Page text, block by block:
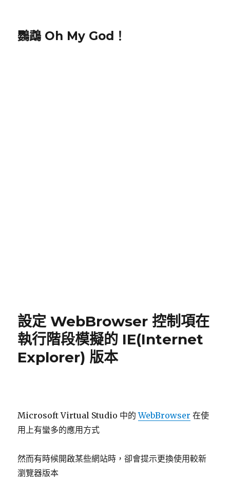
鸚鵡 Oh My God！
設定 WebBrowser 控制項在
執行階段模擬的 IE(Internet
Explorer) 版本
Microsoft Virtual Studio 中的WebBrowser 在使
用上有蠻多的應用方式
然而有時候開啟某些網站時，卻會提示更換使用較新
瀏覽器版本